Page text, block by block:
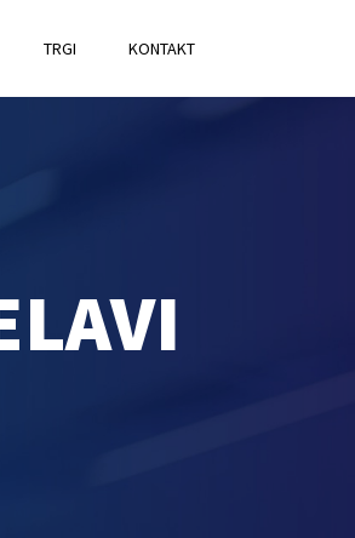
TRGI KONTAKT